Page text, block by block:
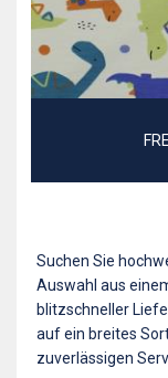
Suchen Sie
Auswahl aus
blitzschneller
auf ein breites
zuverlässigen